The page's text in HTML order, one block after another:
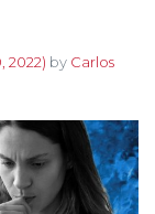
2022) by Carlos